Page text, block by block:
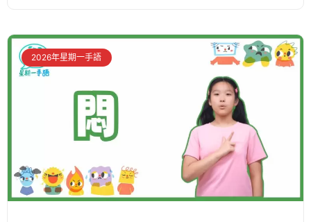
2026年星期一手語